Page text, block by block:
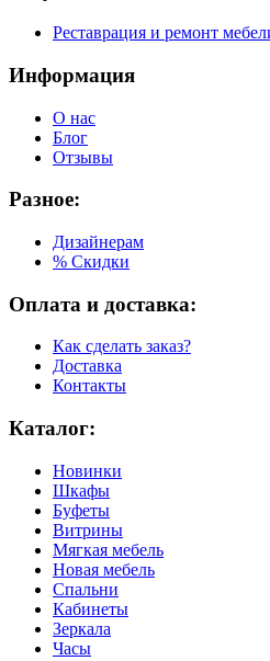
Реставрация и ремонт
Информация
О нас
Блог
Отзывы
Разное:
Дизайнерам
% Скидки
Оплата и доставка:
Как сделать заказ?
Доставка
Контакты
Каталог:
Новинки
Шкафы
Буфеты
Витрины
Мягкая мебель
Новая мебель
Спальни
Кабинеты
Зеркала
Часы